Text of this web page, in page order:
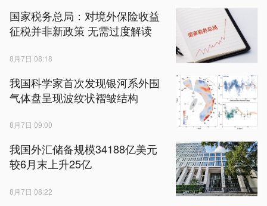
国家税务总局：对境外保险收益
征税并非新政策 无需过度解读
8月7日 08:18
我国科学家首次发现银河系外围
气体盘呈现波纹状褶皱结构
8月7日 09:00
我国外汇储备规模34188亿美元
较6月末上升25亿
8月7日 08:22